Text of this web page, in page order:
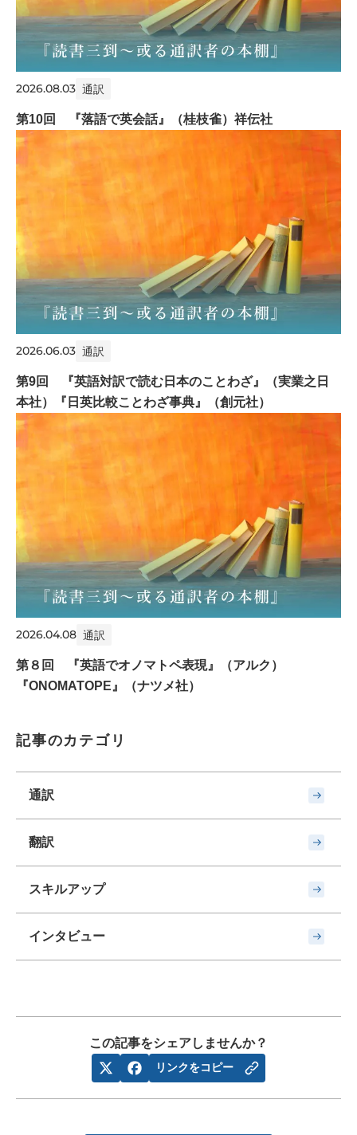
2026.08.03 通訳
第10回 『落語で英会話』（桂枝雀）祥伝社
2026.06.03 通訳
第9回 『英語対訳で読む日本のことわざ』（実業之日
本社）『日英比較ことわざ事典』（創元社）
2026.04.08 通訳
第８回 『英語でオノマトペ表現』（アルク）
『ONOMATOPE』（ナツメ社）
記事のカテゴリ
通訳
翻訳
スキルアップ
インタビュー
この記事をシェアしませんか？
リンクをコピー